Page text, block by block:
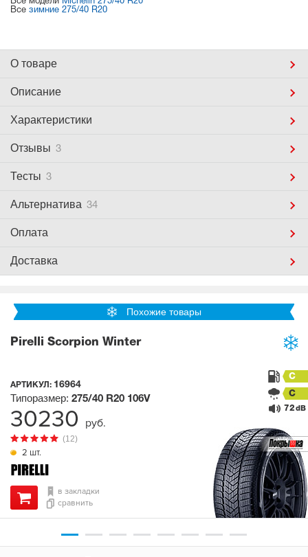
Все зимние 275/40 R20
О товаре
Описание
Характеристики
Отзывы 3
Тесты 3
Альтернатива 34
Оплата
Доставка
Похожие товары
Pirelli Scorpion Winter
АРТИКУЛ: 16964
2 шт.
(12)
Типоразмер: 275/40 R20 106V
C
C
72 dB
в закладки
сравнить
30230 руб.